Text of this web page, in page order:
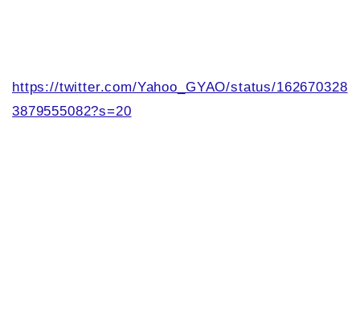
https://twitter.com/Yahoo_GYAO/status/162670328
3879555082?s=20